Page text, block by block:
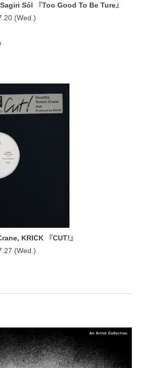
Sól 『Too Good To Be Ture』
(Wed.)
KRICK 『CUT!』
(Wed.)